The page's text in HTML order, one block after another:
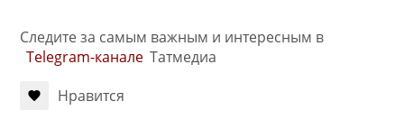
Следите за самым важным и интересным в
Telegram-канале Татмедиа
Нравится